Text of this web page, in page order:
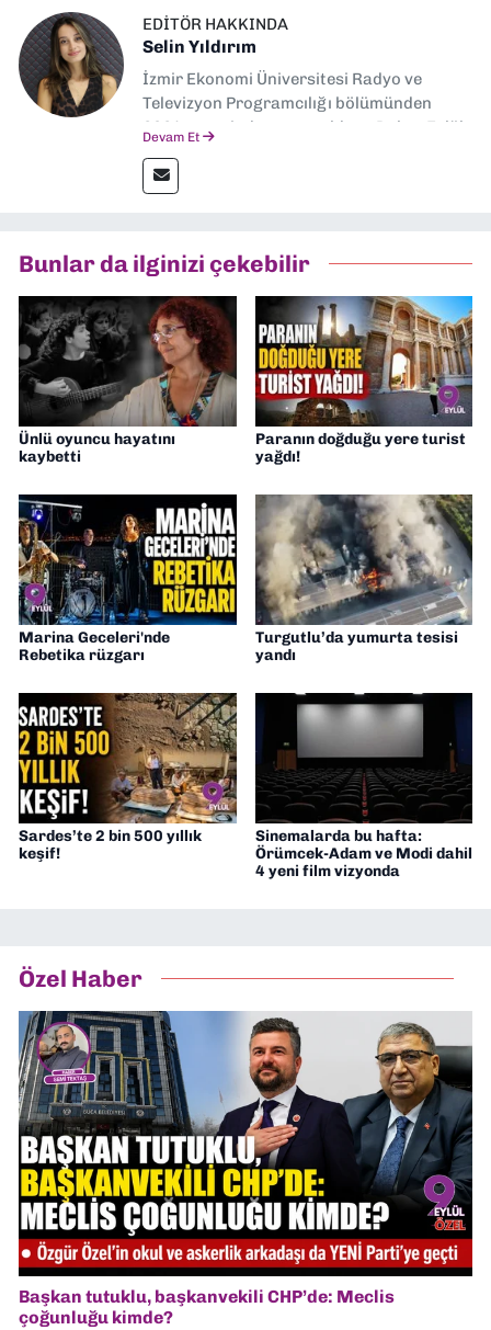
EDITÖR HAKKINDA
Selin Yıldırım
İzmir Ekonomi Üniversitesi Radyo ve
Televizyon Programcılığı bölümünden
2024 senesinde mezun oldum. Dokuz Eylül
editörlük görevini de üstleniyorum.
Devam Et
Bunlar da ilginizi çekebilir
Ünlü oyuncu hayatını
kaybetti
Paranın doğduğu yere turist
yağdı!
Marina Geceleri'nde
Rebetika rüzgarı
Turgutlu’da yumurta tesisi
yandı
Sardes’te 2 bin 500 yıllık
keşif!
Sinemalarda bu hafta:
Örümcek-Adam ve Modi dahil
4 yeni film vizyonda
Özel Haber
Başkan tutuklu, başkanvekili CHP’de: Meclis
çoğunluğu kimde?